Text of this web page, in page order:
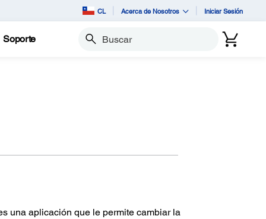
CL Acerca de Nosotros Iniciar Sesión
Soporte Buscar
una aplicación que le permite cambiar la